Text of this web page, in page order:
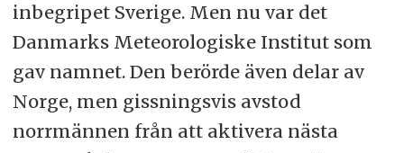
inbegripet Sverige. Men nu var det
Danmarks Meteorologiske Institut som
gav namnet. Den berörde även delar av
Norge, men gissningsvis avstod
norrmännen från att aktivera nästa